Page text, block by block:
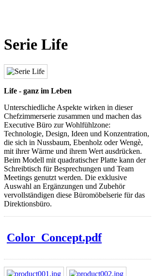
Serie Life
Life - ganz im Leben
Unterschiedliche Aspekte wirken in dieser
Chefzimmerserie zusammen und machen das
Executive Büro zur Wohlfühlzone:
Technologie, Design, Ideen und Konzentration,
die sich in Nussbaum, Ebenholz oder Wengè,
mit ihrer Wärme und ihrem Wert ausdrücken.
Beim Modell mit quadratischer Platte kann der
Schreibtisch für Besprechungen und Team
Meetings genutzt werden. Die exklusive
Auswahl an Ergänzungen und Zubehör
vervollständigen diese Büromöbelserie für das
Direktionsbüro.
Color_Concept.pdf